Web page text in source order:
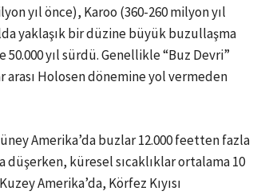
yıl önce), Karoo (360-260 milyon yıl
yaklaşık bir düzine büyük buzullaşma
yıl sürdü. Genellikle “Buz Devri”
Holosen dönemine yol vermeden
Amerika’da buzlar 12.000 feetten fazla
düşerken, küresel sıcaklıklar ortalama 10
Amerika’da, Körfez Kıyısı